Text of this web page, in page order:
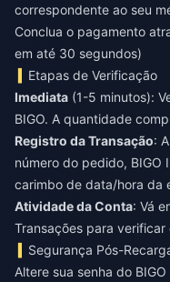
correspondente ao seu
Conclua o pagamento
em até 30 segundos)
Etapas de Verificação
Imediata (1-5 minutos):
BIGO. A quantidade
Registro da Transação:
número do pedido, BIGO
carimbo de data/hora da
Atividade da Conta: Vá
Transações para
Segurança Pós-
Altere sua senha do